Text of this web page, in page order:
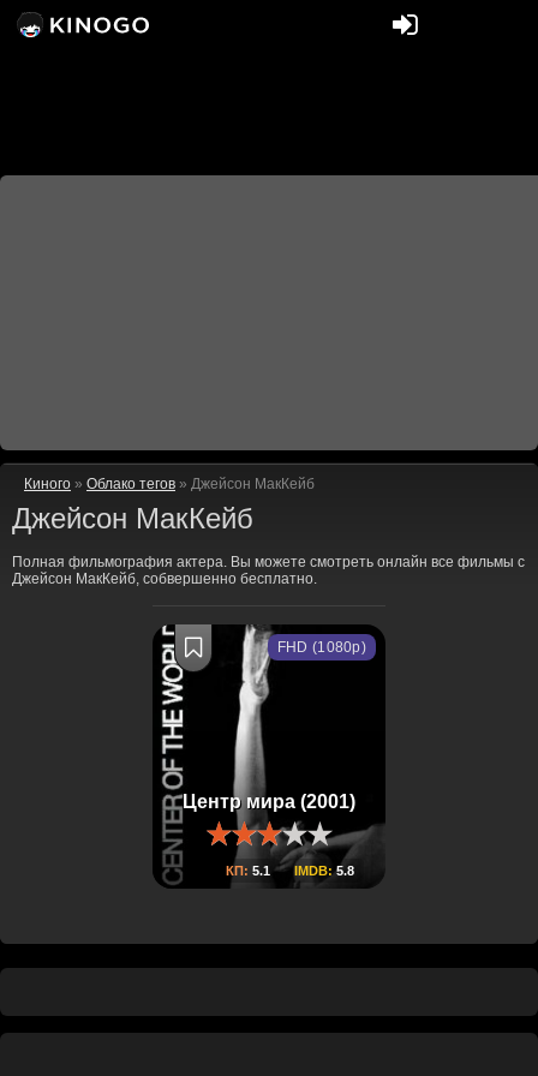
Киного » Облако тегов » Джейсон МакКейб
Джейсон МакКейб
Полная фильмография актера. Вы можете смотреть онлайн все фильмы с
Джейсон МакКейб, собвершенно бесплатно.
Центр мира (2001)
КП: 5.1 IMDB:5.8
FHD (1080p)